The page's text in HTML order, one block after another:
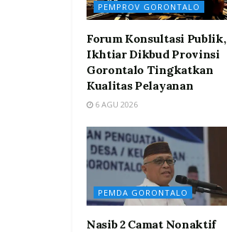
PEMPROV GORONTALO
Forum Konsultasi Publik,
Ikhtiar Dikbud Provinsi
Gorontalo Tingkatkan
Kualitas Pelayanan
6 AGU 2026
PEMDA GORONTALO
Nasib 2 Camat Nonaktif